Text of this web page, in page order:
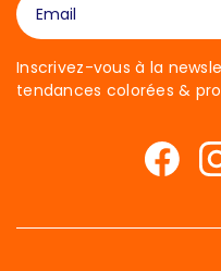
Inscrivez-vous à la
tendances colorées &